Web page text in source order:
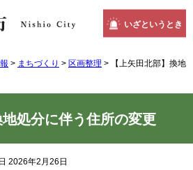
いざというとき
> まちづくり > 区画整理 > 【上矢田北部】換地
地処分に伴う住所の変更
2026年2月26日